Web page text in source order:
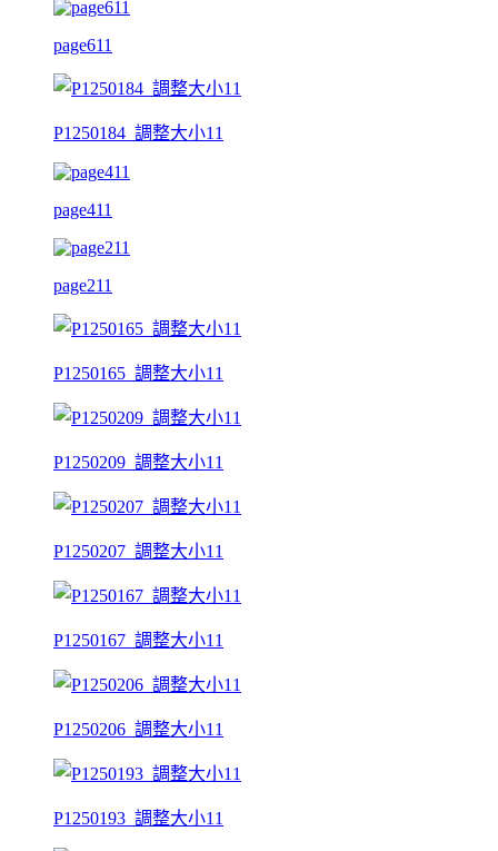
page611
P1250184_調整大小11
page411
page211
P1250165_調整大小11
P1250209_調整大小11
P1250207_調整大小11
P1250167_調整大小11
P1250206_調整大小11
P1250193_調整大小11